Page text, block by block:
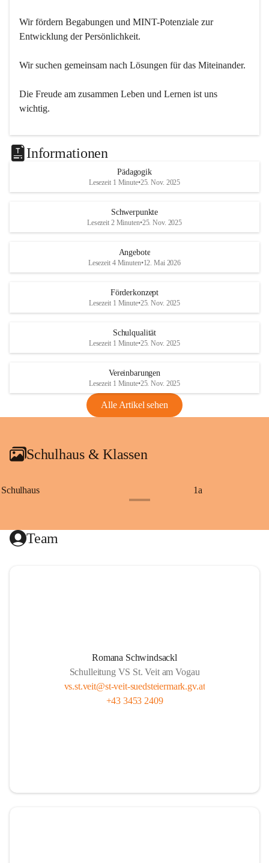
Wir fördern Begabungen und MINT-Potenziale zur
Entwicklung der Persönlichkeit.
Wir suchen gemeinsam nach Lösungen für das Miteinander.
Die Freude am zusammen Leben und Lernen ist uns
wichtig.
Informationen
Pädagogik
Lesezeit 1 Minute•25. Nov. 2025
Schwerpunkte
Lesezeit 2 Minuten•25. Nov. 2025
Angebote
Lesezeit 4 Minuten•12. Mai 2026
Förderkonzept
Lesezeit 1 Minute•25. Nov. 2025
Schulqualität
Lesezeit 1 Minute•25. Nov. 2025
Vereinbarungen
Lesezeit 1 Minute•25. Nov. 2025
Alle Artikel sehen
Schulhaus & Klassen
Schulhaus 1a
Team
Romana Schwindsackl
Schulleitung VS St. Veit am Vogau
vs.st.veit@st-veit-suedsteiermark.gv.at
+43 3453 2409